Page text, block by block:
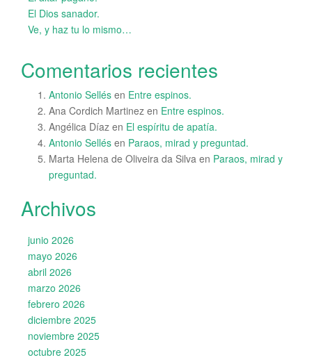
El Dios sanador.
Ve, y haz tu lo mismo…
Comentarios recientes
Antonio Sellés en Entre espinos.
Ana Cordich Martinez en Entre espinos.
Angélica Díaz en El espíritu de apatía.
Antonio Sellés en Paraos, mirad y preguntad.
Marta Helena de Oliveira da Silva en Paraos, mirad y
preguntad.
Archivos
junio 2026
mayo 2026
abril 2026
marzo 2026
febrero 2026
diciembre 2025
noviembre 2025
octubre 2025